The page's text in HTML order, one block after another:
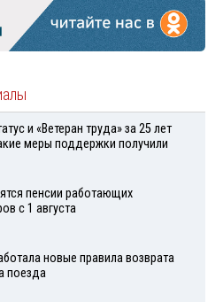
и «Ветеран труда» за 25 лет
меры поддержки получили
пенсии работающих
с 1 августа
новые правила возврата
поезда